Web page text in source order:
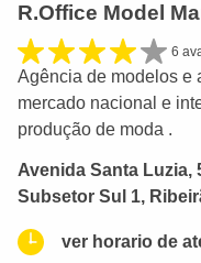
R.Office Model
6
Agência de modelos e
mercado nacional e
produção de moda .
Avenida Santa Luzia,
Subsetor Sul 1,
ver horario de